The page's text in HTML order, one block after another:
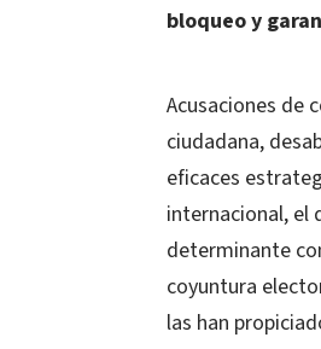
bloqueo y
Acusaciones de
ciudadana,
eficaces
internacional, el
determinante
coyuntura
las han